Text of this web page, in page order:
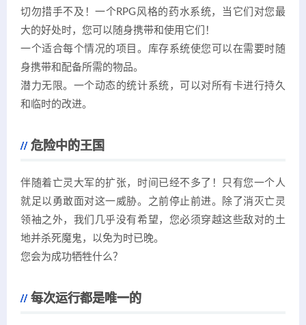
切勿措手不及！一个RPG风格的药水系统，当它们对您最
大的好处时，您可以随身携带和使用它们！
一个适合每个情况的项目。库存系统使您可以在需要时随
身携带和配备所需的物品。
潜力无限。一个动态的统计系统，可以对所有卡进行持久
和临时的改进。
危险中的王国
伴随着亡灵大军的扩张，时间已经不多了！只有您一个人
就足以勇敢面对这一威胁。之前停止前进。除了消灭亡灵
领袖之外，我们几乎没有希望，您必须穿越这些敌对的土
地并杀死魔鬼，以免为时已晚。
您会为成功牺牲什么？
每次运行都是唯一的